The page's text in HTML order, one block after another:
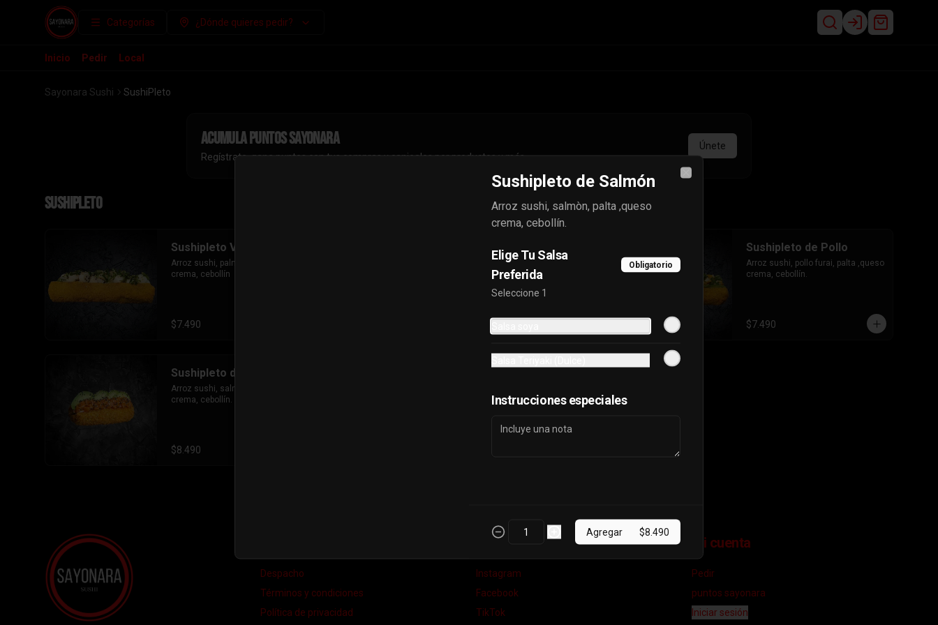
Categorías ¿Dónde quieres pedir?
Login
Inicio Pedir Local
Sayonara Sushi SushiPleto
Acumulapuntos sayonara
Regístrate, gana puntos con tus compras y canjealos por productos y más
Únete
SushiPleto
Sushipleto Vegetariano
Arroz sushi, palmito, palta ,queso
crema, cebollín
$7.490
Sushipleto de Camarón
Arroz sushi, camaròn furai, palta
,queso crema, cebollín.
Sushipleto de Pollo
Arroz sushi, pollo furai, palta ,queso
crema, cebollín.
$7.490
Sushipleto de Salmón
Arroz sushi, salmòn, palta ,queso
crema, cebollín.
$8.490
Despacho
Términos y condiciones
Política de privacidad
Redes sociales
Instagram
Facebook
TikTok
Mi cuenta
Pedir
puntos sayonara
Iniciar sesión
Sushipleto de Salmón
Arroz sushi, salmòn, palta ,queso
crema, cebollín.
Elige Tu Salsa
Preferida
Obligatorio
Seleccione 1
Instrucciones especiales
Agregar $8.490